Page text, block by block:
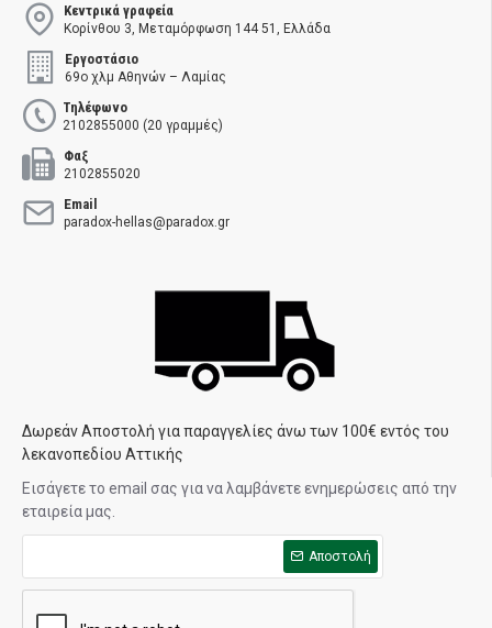
Κεντρικά γραφεία
Κορίνθου 3, Μεταμόρφωση 144 51, Ελλάδα
Εργοστάσιο
69ο χλμ Αθηνών – Λαμίας
Τηλέφωνο
2102855000 (20 γραμμές)
Φαξ
2102855020
Email
paradox-hellas@paradox.gr
Δωρεάν Αποστολή για παραγγελίες άνω των 100€ εντός του
λεκανοπεδίου Αττικής
Εισάγετε το email σας για να λαμβάνετε ενημερώσεις από την
εταιρεία μας.
Αποστολή